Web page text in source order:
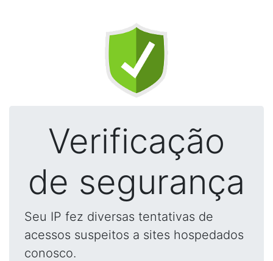
Verificação
de segurança
Seu IP fez diversas tentativas de
acessos suspeitos a sites hospedados
conosco.